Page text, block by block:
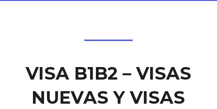
VISA B1B2 – VISAS
NUEVAS Y VISAS